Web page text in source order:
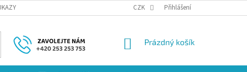
CZK Přihlášení
NÁKUPNÍ
Prázdný košík